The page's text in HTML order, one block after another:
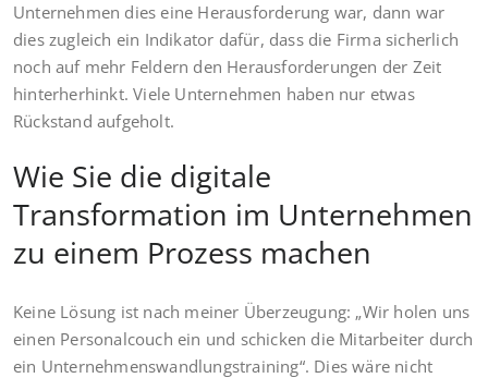
Unternehmen dies eine Herausforderung war, dann war
dies zugleich ein Indikator dafür, dass die Firma sicherlich
noch auf mehr Feldern den Herausforderungen der Zeit
hinterherhinkt. Viele Unternehmen haben nur etwas
Rückstand aufgeholt.
Wie Sie die digitale
Transformation im Unternehmen
zu einem Prozess machen
Keine Lösung ist nach meiner Überzeugung: „Wir holen uns
einen Personalcouch ein und schicken die Mitarbeiter durch
ein Unternehmenswandlungstraining“. Dies wäre nicht